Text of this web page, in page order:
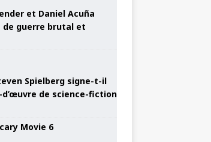
et Daniel Acuña
de guerre brutal et
Spielberg signe-t-il
de science-fiction